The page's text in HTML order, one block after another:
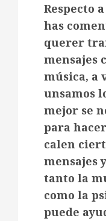
Respecto
has
querer
mensajes
música, a
unsamos
mejor se
para
calen
mensajes
tanto la
como la
puede